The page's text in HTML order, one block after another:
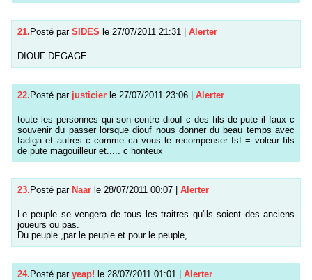
21. Posté par SIDES le 27/07/2011 21:31 Alerter
DIOUF DEGAGE
22. Posté par justicier le 27/07/2011 23:06 Alerter
toute les personnes qui son contre diouf c des fils de pute il faux c
souvenir du passer lorsque diouf nous donner du beau temps avec
fadiga et autres c comme ca vous le recompenser fsf = voleur fils
de pute magouilleur et..... c honteux
23. Posté par Naar le 28/07/2011 00:07 Alerter
Le peuple se vengera de tous les traitres qu'ils soient des anciens
joueurs ou pas.
Du peuple ,par le peuple et pour le peuple,
24.Posté par yeap! le 28/07/2011 01:01 | Alerter